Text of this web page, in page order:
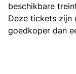
beschikbare
Deze tickets zijn
goedkoper dan